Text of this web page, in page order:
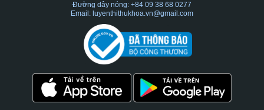
Đường dây nóng: +84 09 38 68 0277
Email: luyenthithukhoa.vn@gmail.com